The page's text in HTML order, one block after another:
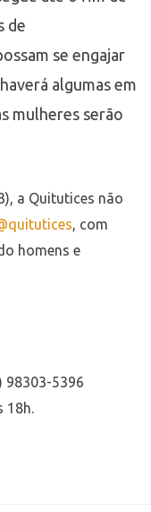
de
se engajar
algumas em
mulheres serão
a Quitutices não
, com
homens e
98303-5396
18h.